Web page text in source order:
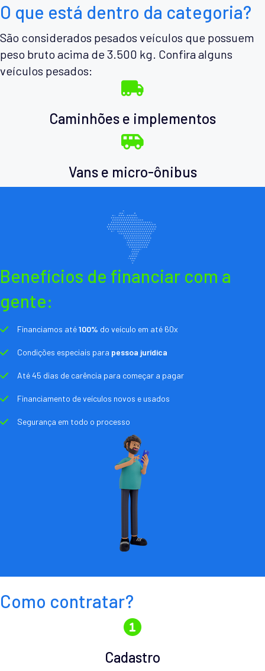
O que está dentro da categoria?
São considerados pesados veículos que possuem
peso bruto acima de 3.500 kg. Confira alguns
veículos pesados:
Caminhões e implementos
Vans e micro-ônibus
Benefícios de financiar com a
gente:
Financiamos até100% do veículo em até 60x
Condições especiais para pessoa jurídica
Até 45 dias de carência para começar a pagar
Financiamento de veículos novos e usados
Segurança em todo o processo
Como contratar?
Cadastro